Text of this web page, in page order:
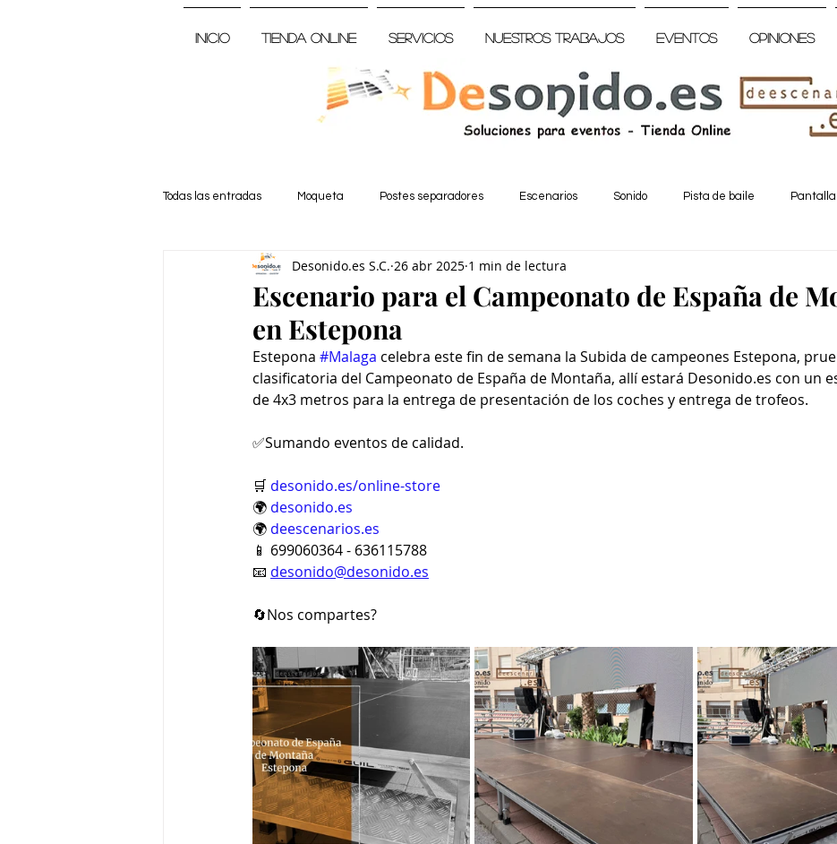
Inicio Tienda Online Servicios Nuestros trabajos Eventos Opiniones
Todas las entradas Moqueta Postes separadores Escenarios Sonido Pista de baile
Escenario para el Campeonato de España de
en Estepona
Desonido.es S.C. 26 abr 2025 1 min de lectura
Estepona #Malaga celebra este fin de semana la Subida de campeones Estepona,
clasificatoria del Campeonato de España de Montaña, allí estará Desonido.es con un
de 4x3 metros para la entrega de presentación de los coches y entrega de trofeos.
✅Sumando eventos de calidad.
🛒 desonido.es/online-store
🌍 desonido.es
🌍 deescenarios.es
📱 699060364 - 636115788
📧 desonido@desonido.es
🔄Nos compartes?